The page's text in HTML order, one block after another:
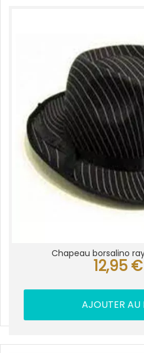
Chapeau borsalino
12,95 €
AJOUTER AU